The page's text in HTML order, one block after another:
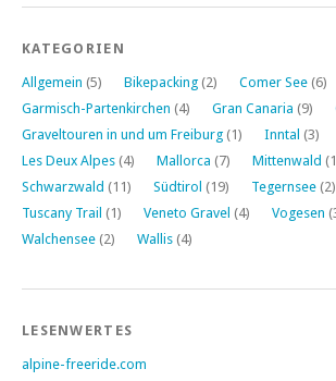
KATEGORIEN
Allgemein (5) Bikepacking (2) Comer See (6)
Garmisch-Partenkirchen (4) Gran Canaria (9)
Graveltouren in und um Freiburg (1) Inntal (3)
Les Deux Alpes (4) Mallorca (7) Mittenwald
Schwarzwald (11) Südtirol (19) Tegernsee (2)
Tuscany Trail (1) Veneto Gravel (4) Vogesen
Walchensee (2) Wallis (4)
LESENWERTES
alpine-freeride.com